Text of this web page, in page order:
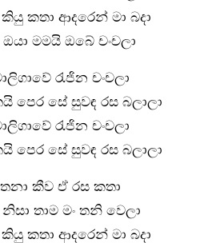
කතා ආදරෙන් මා බදා
මමයි ඔබේ චංචලා
රැජින චංචලා
පෙර සේ සුවඳ රස බලාලා
රැජින චංචලා
පෙර සේ සුවඳ රස බලාලා
කීව ඒ රස කතා
තාම මං තනි වෙලා
කතා ආදරෙන් මා බදා